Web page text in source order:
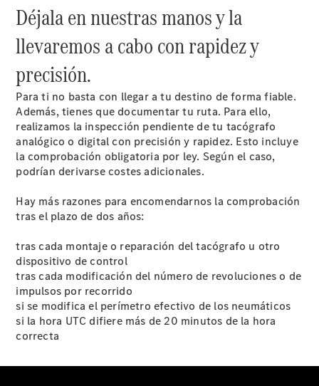
Asistencia
en carretera
Sobre
Contacto
Dónde
Déjala en nuestras manos y la
llevaremos a cabo con rapidez y
precisión.
Para ti no basta con llegar a tu destino de forma fiable.
Además, tienes que documentar tu ruta. Para ello,
realizamos la inspección pendiente de tu tacógrafo
analógico o digital con precisión y rapidez. Esto incluye
la comprobación obligatoria por ley. Según el caso,
podrían derivarse costes adicionales.
Hay más razones para encomendarnos la comprobación
tras el plazo de dos años:
tras cada montaje o reparación del tacógrafo u otro
dispositivo de control
tras cada modificación del número de revoluciones o de
impulsos por recorrido
si se modifica el perímetro efectivo de los neumáticos
si la hora UTC difiere más de 20 minutos de la hora
correcta